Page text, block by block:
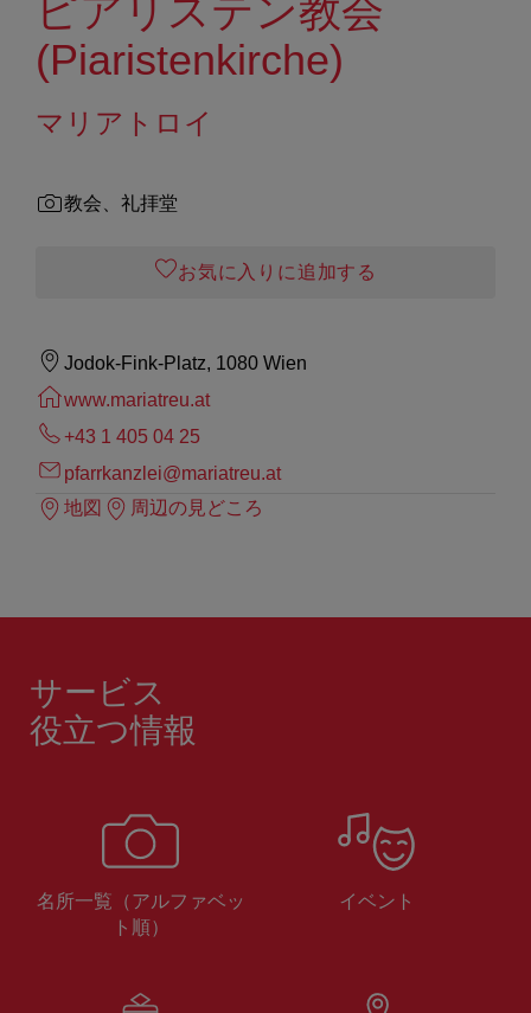
ピアリステン教会
(Piaristenkirche)
マリアトロイ
教会、礼拝堂
お気に入りに追加する
Jodok-Fink-Platz, 1080 Wien
www.mariatreu.at
+43 1 405 04 25
pfarrkanzlei@mariatreu.at
地図
周辺の見どころ
サービス
役立つ情報
名所一覧（アルファベッ
ト順）
イベント